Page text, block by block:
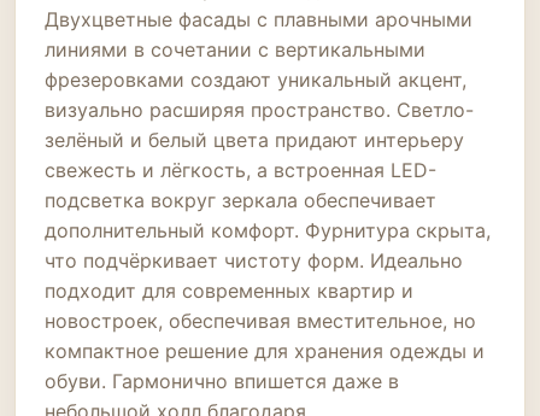
Двухцветные фасады с плавными арочными
линиями в сочетании с вертикальными
фрезеровками создают уникальный акцент,
визуально расширяя пространство. Светло-
зелёный и белый цвета придают интерьеру
свежесть и лёгкость, а встроенная LED-
подсветка вокруг зеркала обеспечивает
дополнительный комфорт. Фурнитура скрыта,
что подчёркивает чистоту форм. Идеально
подходит для современных квартир и
новостроек, обеспечивая вместительное, но
компактное решение для хранения одежды и
обуви. Гармонично впишется даже в
небольшой холл благодаря